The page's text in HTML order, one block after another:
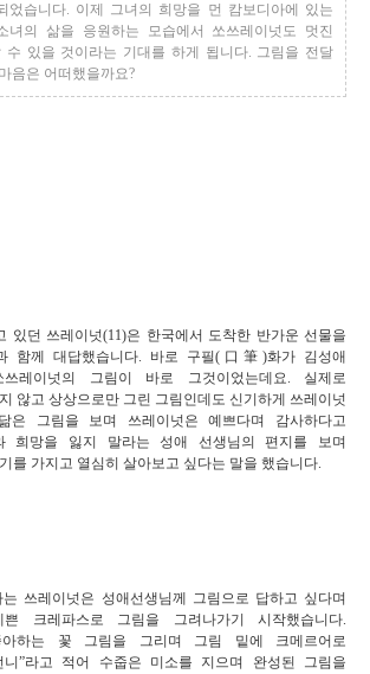
었습니다. 이제 그녀의 희망을 먼 캄보디아에 있는
녀의 삶을 응원하는 모습에서 쏘쓰레이넛도 멋진
수 있을 것이라는 기대를 하게 됩니다. 그림을 전달
음은 어떠했을까요?
있던 쓰레이넛(11)은 한국에서 도착한 반가운 선물을
함께 대답했습니다. 바로 구필(口筆)화가 김성애
레이넛의 그림이 바로 그것이었는데요. 실제로
않고 상상으로만 그린 그림인데도 신기하게 쓰레이넛
은 그림을 보며 쓰레이넛은 예쁘다며 감사하다고
희망을 잃지 말라는 성애 선생님의 편지를 보며
를 가지고 열심히 살아보고 싶다는 말을 했습니다.
쓰레이넛은 성애선생님께 그림으로 답하고 싶다며
크레파스로 그림을 그려나가기 시작했습니다.
아하는 꽃 그림을 그리며 그림 밑에 크메르어로
니”라고 적어 수줍은 미소를 지으며 완성된 그림을